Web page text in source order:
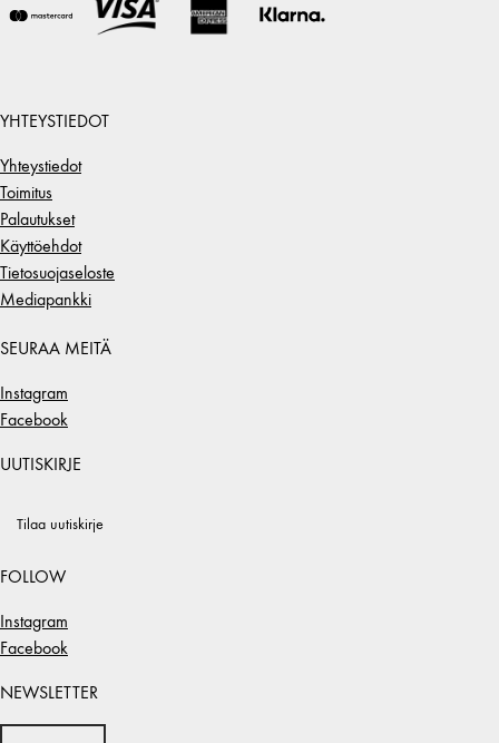
YHTEYSTIEDOT
Yhteystiedot
Toimitus
Palautukset
Käyttöehdot
Tietosuojaseloste
Mediapankki
SEURAA MEITÄ
Instagram
Facebook
UUTISKIRJE
Tilaa uutiskirje
FOLLOW
Instagram
Facebook
NEWSLETTER